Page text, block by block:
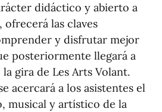
didáctico y abierto a
ofrecerá las claves
y disfrutar mejor
posteriormente llegará a
gira de Les Arts Volant.
acercará a los asistentes el
musical y artístico de la